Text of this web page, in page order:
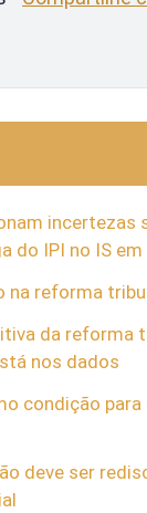
incertezas
do IPI no IS
na reforma
da reforma
nos dados
condição para
deve ser